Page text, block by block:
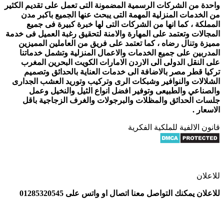
واحدة من الشركات الرسمية المضمونة التى تعمل على تقديم الكثير
من الخدمات المنزلية المهمة التى يبحث عنها الجميع باكبر مدن
المملكة ، كما انها من الشركات التى لها خبرة كبيرة فى جميع
المجالات وتعتمد على المهارة والامنة لتحقيق رغبة العميل فى خدمة
مميزة وتنال رضاه ، كما تعتمد على فريق من العاملين المميزين
المدربين على جميع الخدمات والاعمال المنزلية وتشمل خدماتنا
على النقل الدولى الى الاردن الامارات الكويت البحرين المغرب
تركيا قطر مصر بالاضافة الى خدمات العناية بالحدائق وتصميم
الشلالات والنوافير وشبكات الرى وتركيب وتوريد العشب الجدارى
والصناعي والطبيعى وتوفير افضل انواع الثيل والنخيل وعمل
جلسات الحدائق والمظلات والبرجولات والغرف الزجاجية باقل
الاسعار .
قانون الالفية للملكية الفكرية
للاعلان
للاعلان يمكنك التواصل معنا اتصال او واتس على 01285320545